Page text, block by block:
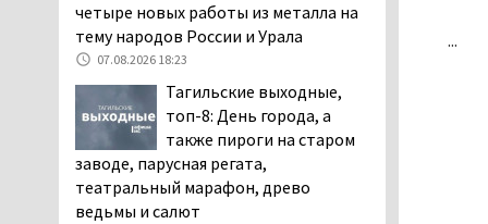
...
четыре новых работы из металла на
тему народов России и Урала
07.08.2026 18:23
Тагильские выходные,
топ-8: День города, а
также пироги на старом
заводе, парусная регата,
театральный марафон, древо
ведьмы и салют